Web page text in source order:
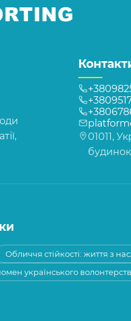
01011,
Обличчя стійкості: життя з
українського